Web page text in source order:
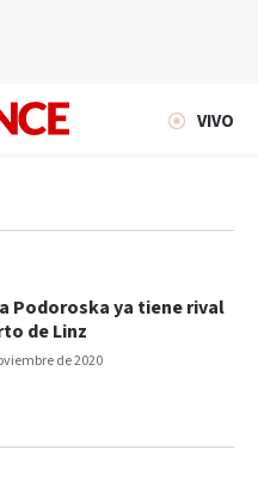
VIVO
de 2020
Podoroska ya tiene rival
de Linz